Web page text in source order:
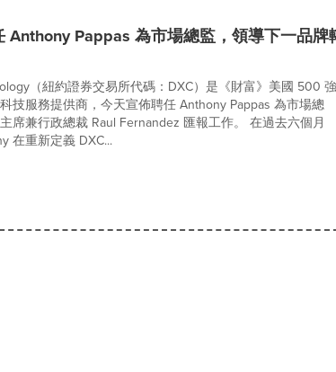
Anthony Pappas 為市場總監，領導下一品牌
（紐約證券交易所代碼：DXC）是《財富》美國 500 強
技服務提供商，今天宣佈聘任 Anthony Pappas 為市場總
席兼行政總裁 Raul Fernandez 匯報工作。 在過去六個月
在重新定義 DXC...